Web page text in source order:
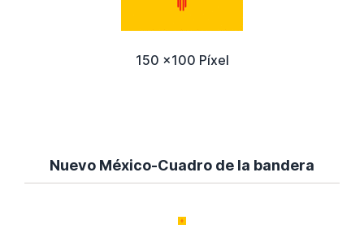
150 x100 Píxel
Nuevo México-Cuadro de la bandera